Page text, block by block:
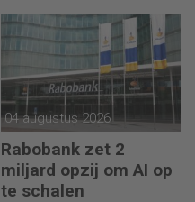
04 augustus 2026
Rabobank zet 2
miljard opzij om AI op
te schalen